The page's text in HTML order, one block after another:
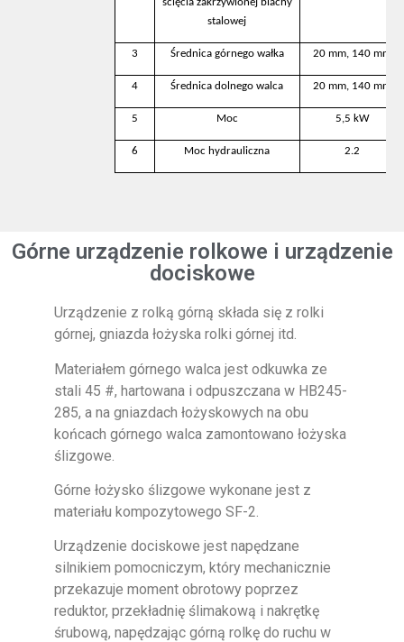
ścięcia zakrzywionej blachy
stalowej
3 Średnica górnego wałka 20 mm, 140 mm
4 Średnica dolnego walca 20 mm, 140 mm
5 Moc 5,5 kW
6 Moc hydrauliczna 2.2
Górne urządzenie rolkowe i urządzenie
dociskowe
Urządzenie z rolką górną składa się z rolki
górnej, gniazda łożyska rolki górnej itd.
Materiałem górnego walca jest odkuwka ze
stali 45 #, hartowana i odpuszczana w HB245-
285, a na gniazdach łożyskowych na obu
końcach górnego walca zamontowano łożyska
ślizgowe.
Górne łożysko ślizgowe wykonane jest z
materiału kompozytowego SF-2.
Urządzenie dociskowe jest napędzane
silnikiem pomocniczym, który mechanicznie
przekazuje moment obrotowy poprzez
reduktor, przekładnię ślimakową i nakrętkę
śrubową, napędzając górną rolkę do ruchu w